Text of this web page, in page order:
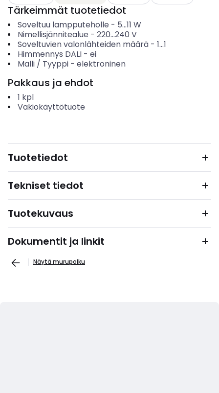
Tärkeimmät tuotetiedot
Soveltuu lampputeholle - 5...11 W
Nimellisjännitealue - 220...240 V
Soveltuvien valonlähteiden määrä- 1...1
Himmennys DALI- ei
Malli / Tyyppi- elektroninen
Pakkaus ja ehdot
1 kpl
Vakiokäyttötuote
Tuotetiedot
Tekniset tiedot
Tuotekuvaus
Dokumentit ja linkit
Näytä murupolku